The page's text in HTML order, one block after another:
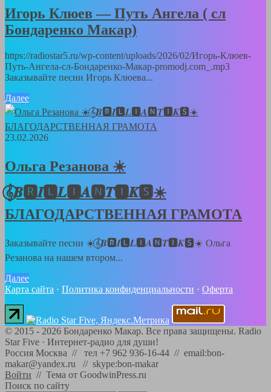
Игорь Клюев — Путь Ангела ( сл
Бондаренко Макар)
https://radiostar5.ru/wp-content/uploads/2026/02/Игорь-Клюев-
Путь-Ангела-сл-Бондаренко-Макар-promodj.com_.mp3
Заказывайте песни Игорь Клюева...
Далее
23.02.2026
Ольга Резанова ☀️
𝄞⃝𝑩🆁𝑰🅻𝑳🅸𝑨🅽𝑻🅸𝑲🆂☀️
БЛАГОДАРСТВЕННАЯ ГРАМОТА
Заказывайте песни ☀️𝄞⃝𝑩🆁𝑰🅻𝑳🅸𝑨🅽𝑻🅸𝑲🆂☀️ Ольга
Резанова на нашем втором...
Далее
Карта сайта · Политика конфиденциальности · Оферта
© 2015 - 2026 Бондаренко Макар. Все права защищены. Radio
Star Five · Интернет-радио для души!
Россия Москва // тел +7 962 936-16-44 // email:bon-
makar@yandex.ru // skype:bon-makar
Войти // Тема от GoodwinPress.ru
Поиск по сайту